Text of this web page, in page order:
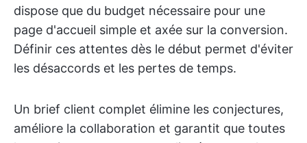
dispose que du budget nécessaire pour une
page d'accueil simple et axée sur la conversion.
Définir ces attentes dès le début permet d'éviter
les désaccords et les pertes de temps.
Un brief client complet élimine les conjectures,
améliore la collaboration et garantit que toutes